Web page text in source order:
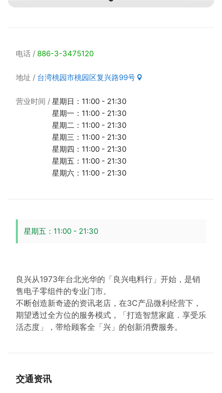
电话 886-3-3475120
地址 台湾桃园市桃园区复兴路99号
营业时间
星期日：11:00 - 21:30
星期一：11:00 - 21:30
星期二：11:00 - 21:30
星期三：11:00 - 21:30
星期四：11:00 - 21:30
星期五：11:00 - 21:30
星期六：11:00 - 21:30
星期五：11:00 - 21:30
良兴从1973年台北光华的「良兴电料行」开始，是销
售电子零组件的专业门市。
不断创造新奇迹的资讯老店，在3C产品微利经营下，
期望透过全方位的服务模式，「打造智慧家庭．享受乐
活态度」，带给顾客全「兴」的创新消费服务。
交通资讯